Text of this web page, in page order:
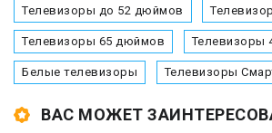
Телевизоры до 52 дюймов
Телевизоры 65 дюймов Телевизоры
Белые телевизоры Телевизоры
ВАС МОЖЕТ